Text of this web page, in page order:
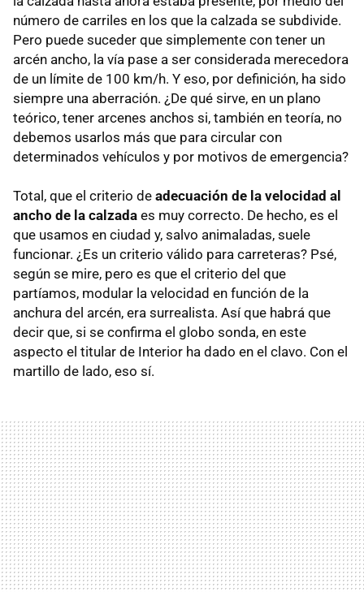
número de carriles en los que la calzada se subdivide.
Pero puede suceder que simplemente con tener un
arcén ancho, la vía pase a ser considerada merecedora
de un límite de 100 km/h. Y eso, por definición, ha sido
siempre una aberración. ¿De qué sirve, en un plano
teórico, tener arcenes anchos si, también en teoría, no
debemos usarlos más que para circular con
determinados vehículos y por motivos de emergencia?
Total, que el criterio de adecuación de la velocidad al
ancho de la calzada es muy correcto. De hecho, es el
que usamos en ciudad y, salvo animaladas, suele
funcionar. ¿Es un criterio válido para carreteras? Psé,
según se mire, pero es que el criterio del que
partíamos, modular la velocidad en función de la
anchura del arcén, era surrealista. Así que habrá que
decir que, si se confirma el globo sonda, en este
aspecto el titular de Interior ha dado en el clavo. Con el
martillo de lado, eso sí.